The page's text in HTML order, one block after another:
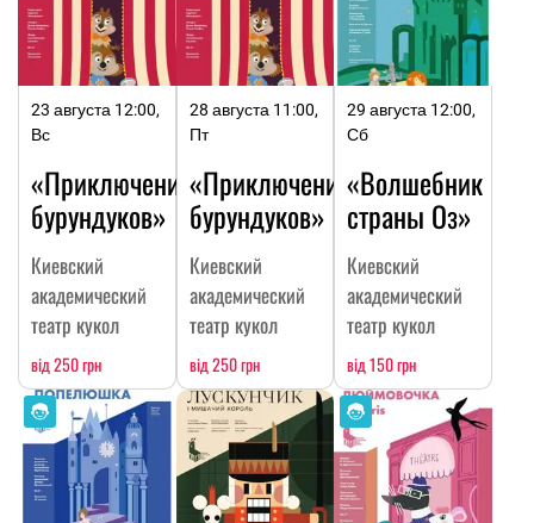
23 августа 12:00,
Вс
«Приключения
бурундуков»
Киевский
академический
театр кукол
від 250 грн
28 августа 11:00,
Пт
«Приключения
бурундуков»
Киевский
академический
театр кукол
від 250 грн
29 августа 12:00,
Сб
«Волшебник
страны Оз»
Киевский
академический
театр кукол
від 150 грн